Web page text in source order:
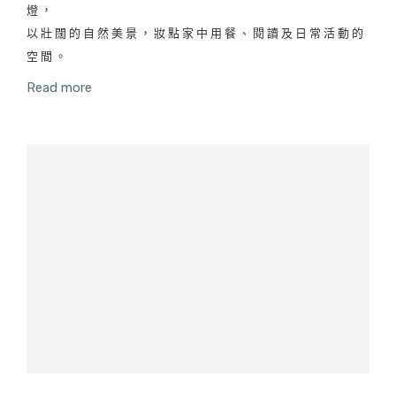
燈，
以壯闊的自然美景，妝點家中用餐、閱讀及日常活動的
空間。
Read more